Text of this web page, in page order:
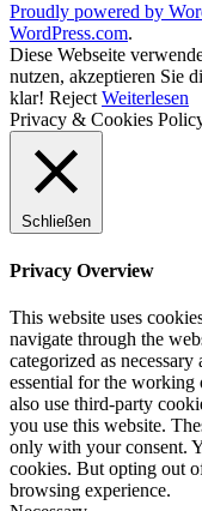
Proudly powered by
WordPress.com.
Diese Webseite
nutzen, akzeptieren Sie
klar! Reject Weiterlesen
Privacy & Cookies
Schließen
Privacy Overview
This website uses
navigate through the
categorized as
essential for the working
also use third-party
you use this website.
only with your consent.
cookies. But opting out
browsing experience.